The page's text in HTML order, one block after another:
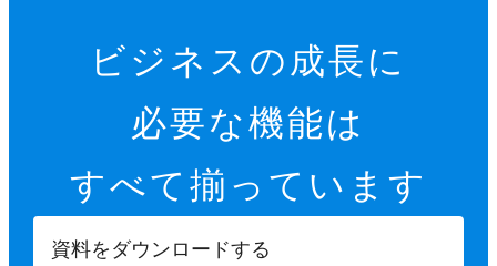
ビジネスの成長に
必要な機能は
すべて揃っています
資料をダウンロードする